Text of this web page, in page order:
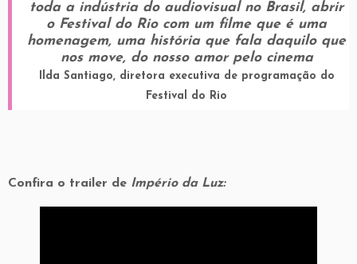
toda a indústria do audiovisual no Brasil, abrir
o Festival do Rio com um filme que é uma
homenagem, uma história que fala daquilo que
nos move, do nosso amor pelo cinema
Ilda Santiago, diretora executiva de programação do
Festival do Rio
Confira o trailer de Império da Luz: